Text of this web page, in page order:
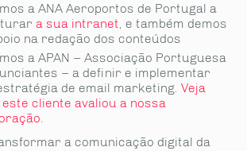
a ANA Aeroportos de Portugal a
a sua intranet, e também demos
na redação dos conteúdos
a APAN – Associação Portuguesa
– a definir e implementar
de email marketing. Veja
cliente avaliou a nossa
a comunicação digital da